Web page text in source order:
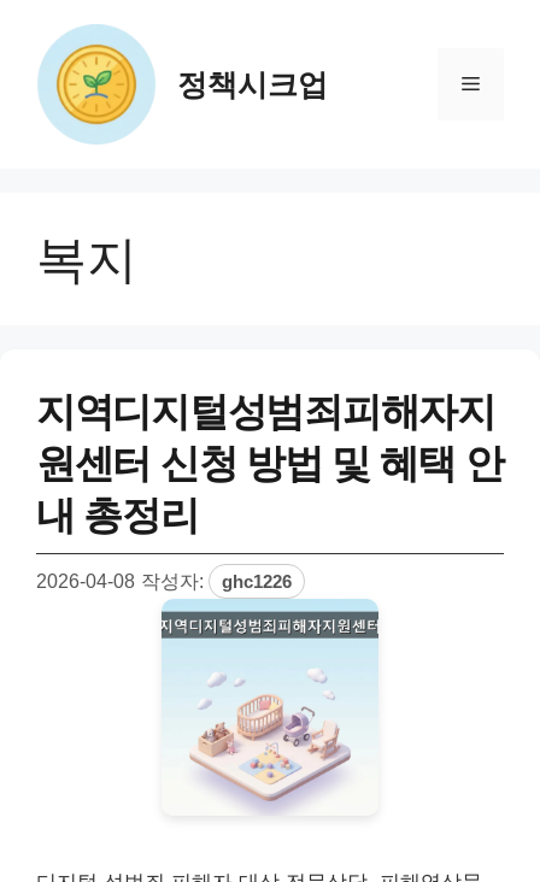
정책시크업 메
복지
지역디지털성범죄피해자지
원센터 신청 방법 및 혜택 안
내 총정리
2026-04-08 작성자: ghc1226